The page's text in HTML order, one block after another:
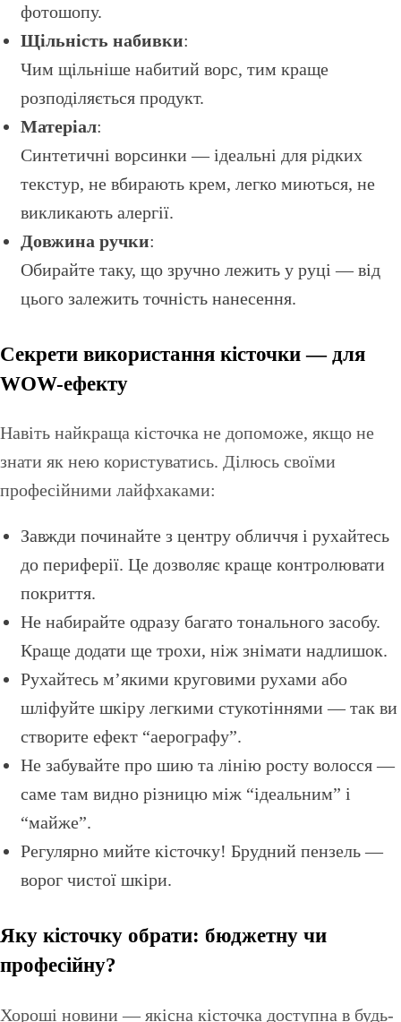
фотошопу.
Щільність набивки:
Чим щільніше набитий ворс, тим краще
розподіляється продукт.
Матеріал:
Синтетичні ворсинки — ідеальні для рідких
текстур, не вбирають крем, легко миються, не
викликають алергії.
Довжина ручки:
Обирайте таку, що зручно лежить у руці — від
цього залежить точність нанесення.
Секрети використання кісточки — для
WOW-ефекту
Навіть найкраща кісточка не допоможе, якщо не
знати як нею користуватись. Ділюсь своїми
професійними лайфхаками:
Завжди починайте з центру обличчя і рухайтесь
до периферії. Це дозволяє краще контролювати
покриття.
Не набирайте одразу багато тонального засобу.
Краще додати ще трохи, ніж знімати надлишок.
Рухайтесь м’якими круговими рухами або
шліфуйте шкіру легкими стукотіннями — так ви
створите ефект “аерографу”.
Не забувайте про шию та лінію росту волосся —
саме там видно різницю між “ідеальним” і
“майже”.
Регулярно мийте кісточку! Брудний пензель —
ворог чистої шкіри.
Яку кісточку обрати: бюджетну чи
професійну?
Хороші новини — якісна кісточка доступна в будь-